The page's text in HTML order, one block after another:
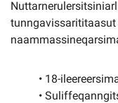
• 18-
•